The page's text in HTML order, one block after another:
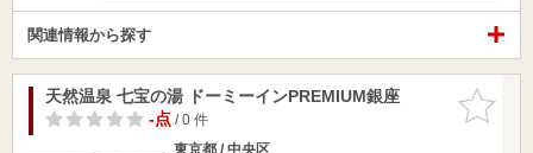
関連情報から探す
お気に入
りに追加
天然温泉 七宝の湯 ドーミーインPREMIUM銀座
-点/ 0 件
東京都 / 中央区